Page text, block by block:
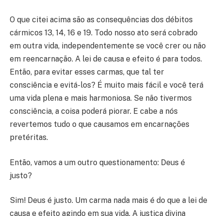
O que citei acima são as consequências dos débitos
cármicos 13, 14, 16 e 19. Todo nosso ato será cobrado
em outra vida, independentemente se você crer ou não
em reencarnação. A lei de causa e efeito é para todos.
Então, para evitar esses carmas, que tal ter
consciência e evitá-los? É muito mais fácil e você terá
uma vida plena e mais harmoniosa. Se não tivermos
consciência, a coisa poderá piorar. E cabe a nós
revertemos tudo o que causamos em encarnações
pretéritas.
Então, vamos a um outro questionamento: Deus é
justo?
Sim! Deus é justo. Um carma nada mais é do que a lei de
causa e efeito agindo em sua vida. A justiça divina